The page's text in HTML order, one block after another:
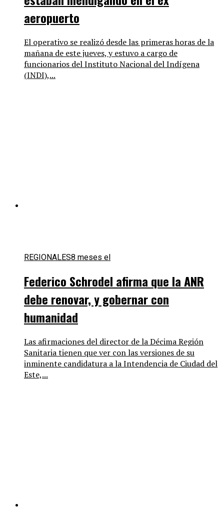
aeropuerto
El operativo se realizó desde las primeras horas de la
mañana de este jueves, y estuvo a cargo de
funcionarios del Instituto Nacional del Indígena
(INDI),...
REGIONALES8 meses el
Federico Schrodel afirma que la ANR
debe renovar, y gobernar con
humanidad
Las afirmaciones del director de la Décima Región
Sanitaria tienen que ver con las versiones de su
inminente candidatura a la Intendencia de Ciudad del
Este,...